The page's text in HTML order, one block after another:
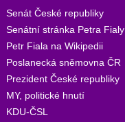
Senát České republiky
Senátní stránka Petra Fialy
Petr Fiala na Wikipedii
Poslanecká sněmovna ČR
Prezident České republiky
MY, politické hnutí
KDU-ČSL